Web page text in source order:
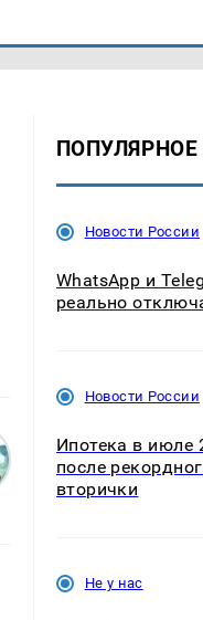
ПОПУЛЯРНОЕ
Новости России
WhatsApp и
реально
Новости России
Ипотека в июле
после
вторички
Не у нас